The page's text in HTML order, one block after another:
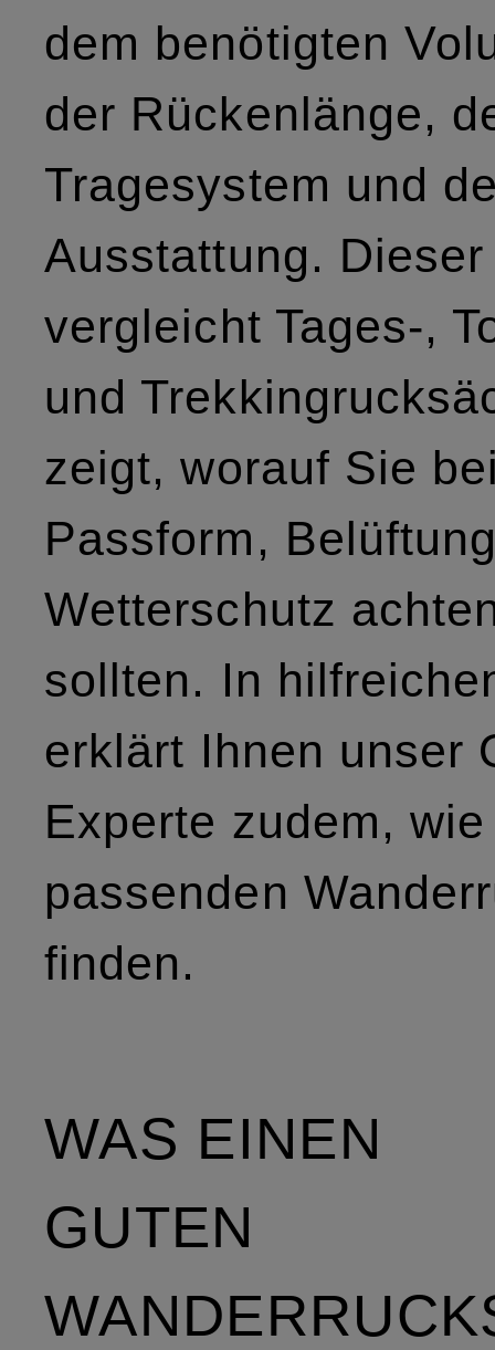
dem benötigten
der Rückenlänge,
Tragesystem und
Ausstattung.
vergleicht Tages-,
und
zeigt, worauf Sie
Passform,
Wetterschutz
sollten. In
erklärt Ihnen unser
Experte zudem,
passenden
finden.
WAS EINEN
GUTEN